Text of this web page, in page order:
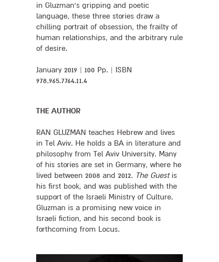
in Gluzman’s gripping and poetic
language, these three stories draw a
chilling portrait of obsession, the frailty of
human relationships, and the arbitrary rule
of desire.
January 2019 | 100 Pp. | ISBN
978.965.7764.11.4
THE AUTHOR
RAN GLUZMAN teaches Hebrew and lives
in Tel Aviv. He holds a BA in literature and
philosophy from Tel Aviv University. Many
of his stories are set in Germany, where he
lived between 2008 and 2012. The Guestis
his first book, and was published with the
support of the Israeli Ministry of Culture.
Gluzman is a promising new voice in
Israeli fiction, and his second book is
forthcoming from Locus.